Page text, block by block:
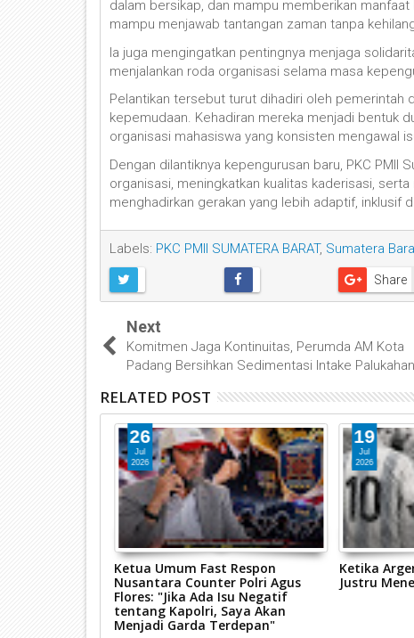
dalam bersikap, dan mampu memberikan
mampu menjawab tantangan zaman tanpa
Ia juga mengingatkan pentingnya menjaga
menjalankan roda organisasi selama masa
Pelantikan tersebut turut dihadiri oleh pemerintah
kepemudaan. Kehadiran mereka menjadi bentuk
organisasi mahasiswa yang konsisten mengawal
Dengan dilantiknya kepengurusan baru, PKC
organisasi, meningkatkan kualitas kaderisasi,
menghadirkan gerakan yang lebih adaptif, inklusif
Labels: PKC PMII SUMATERA BARAT, Sumatera
Share
Next
Komitmen Jaga Kontinuitas, Perumda AM Kota
Padang Bersihkan Sedimentasi Intake Palukahan
RELATED POST
26
Jul
2026
Ketua Umum Fast Respon
Nusantara Counter Polri Agus
Flores: "Jika Ada Isu Negatif
tentang Kapolri, Saya Akan
Menjadi Garda Terdepan"
19
Jul
2026
Ketika
Justru